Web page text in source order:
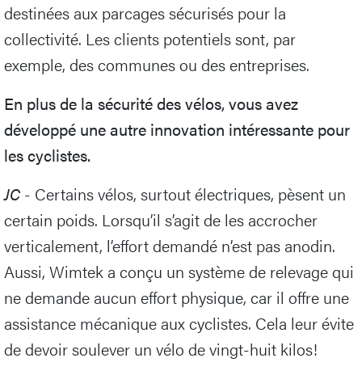
destinées aux parcages sécurisés pour la
collectivité. Les clients potentiels sont, par
exemple, des communes ou des entreprises.
En plus de la sécurité des vélos, vous avez
développé une autre innovation intéressante pour
les cyclistes.
JC - Certains vélos, surtout électriques, pèsent un
certain poids. Lorsqu’il s’agit de les accrocher
verticalement, l’effort demandé n’est pas anodin.
Aussi, Wimtek a conçu un système de relevage qui
ne demande aucun effort physique, car il offre une
assistance mécanique aux cyclistes. Cela leur évite
de devoir soulever un vélo de vingt-huit kilos!